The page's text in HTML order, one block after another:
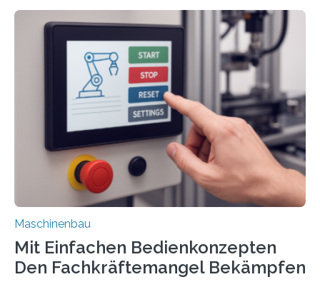
Maschinenbau
Mit Einfachen Bedienkonzepten
Den Fachkräftemangel Bekämpfen